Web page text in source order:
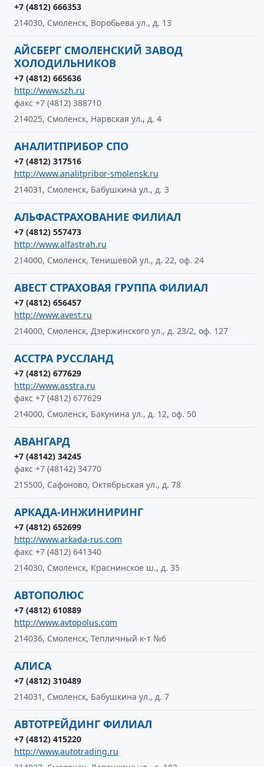
+7 (4812) 666353
214030, Смоленск, Воробьева ул., д. 13
АЙСБЕРГ СМОЛЕНСКИЙ ЗАВОД
ХОЛОДИЛЬНИКОВ
+7 (4812) 665636
http://www.szh.ru
факс +7 (4812) 388710
214025, Смоленск, Нарвская ул., д. 4
АНАЛИТПРИБОР СПО
+7 (4812) 317516
http://www.analitpribor-smolensk.ru
214031, Смоленск, Бабушкина ул., д. 3
АЛЬФАСТРАХОВАНИЕ ФИЛИАЛ
+7 (4812) 557473
http://www.alfastrah.ru
214000, Смоленск, Тенишевой ул., д. 22, оф. 24
АВЕСТ СТРАХОВАЯ ГРУППА ФИЛИАЛ
+7 (4812) 656457
http://www.avest.ru
214000, Смоленск, Дзержинского ул., д. 23/2, оф. 127
АССТРА РУССЛАНД
+7 (4812) 677629
http://www.asstra.ru
факс +7 (4812) 677629
214000, Смоленск, Бакунина ул., д. 12, оф. 50
АВАНГАРД
+7 (48142) 34245
факс +7 (48142) 34770
215500, Сафоново, Октябрьская ул., д. 78
АРКАДА-ИНЖИНИРИНГ
+7 (4812) 652699
http://www.arkada-rus.com
факс +7 (4812) 641340
214030, Смоленск, Краснинское ш., д. 35
АВТОПОЛЮС
+7 (4812) 610889
http://www.avtopolus.com
214036, Смоленск, Тепличный к-т №6
АЛИСА
+7 (4812) 310489
214031, Смоленск, Бабушкина ул., д. 7
АВТОТРЕЙДИНГ ФИЛИАЛ
+7 (4812) 415220
http://www.autotrading.ru